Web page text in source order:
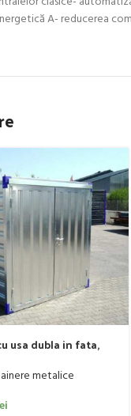
A- reducerea
usa dubla in fata,
metalice